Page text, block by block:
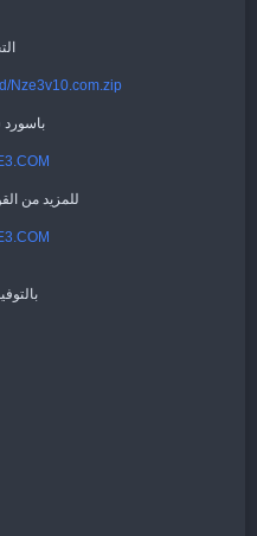
Nze3v10.com.zip
للمزيد من